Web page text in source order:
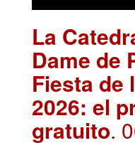
La
Dame de
Fiesta de
2026: el
gratuito.